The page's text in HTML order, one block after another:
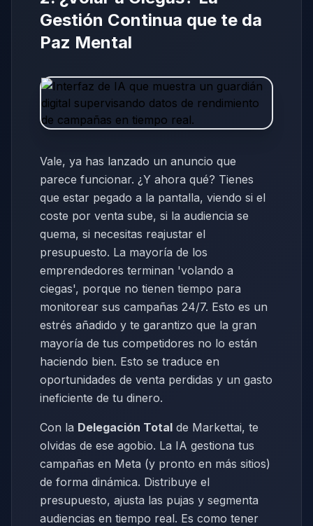
Gestión Continua que te da
Paz Mental
Vale, ya has lanzado un anuncio que
parece funcionar. ¿Y ahora qué? Tienes
que estar pegado a la pantalla, viendo si el
coste por venta sube, si la audiencia se
quema, si necesitas reajustar el
presupuesto. La mayoría de los
emprendedores terminan 'volando a
ciegas', porque no tienen tiempo para
monitorear sus campañas 24/7. Esto es un
estrés añadido y te garantizo que la gran
mayoría de tus competidores no lo están
haciendo bien. Esto se traduce en
oportunidades de venta perdidas y un gasto
ineficiente de tu dinero.
Con la Delegación Total de Markettai, te
olvidas de ese agobio. La IA gestiona tus
campañas en Meta (y pronto en más sitios)
de forma dinámica. Distribuye el
presupuesto, ajusta las pujas y segmenta
audiencias en tiempo real. Es como tener